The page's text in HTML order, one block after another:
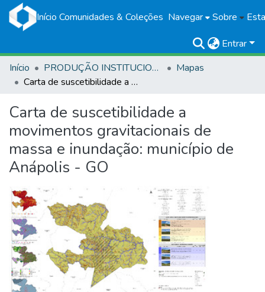
Início Comunidades & Coleções Navegar Sobre
Entrar
Início
PRODUÇÃO INSTITUCIONAL
Mapas
Carta de suscetibilidade a movimentos gravitacionais de massa e inundação: município de Anápolis - GO
Carta de suscetibilidade a
movimentos gravitacionais de
massa e inundação: município de
Anápolis - GO